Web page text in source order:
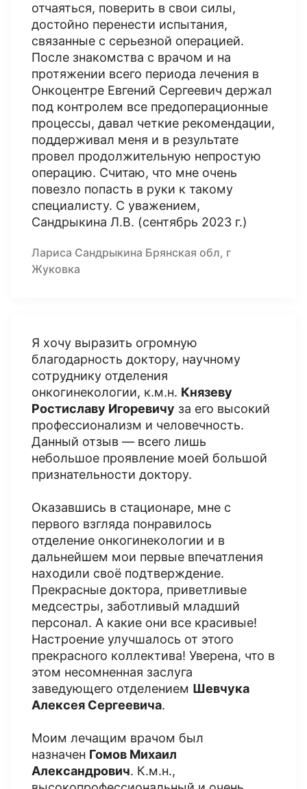
отчаяться, поверить в свои силы,
достойно перенести испытания,
связанные с серьезной операцией.
После знакомства с врачом и на
протяжении всего периода лечения в
Онкоцентре Евгений Сергеевич держал
под контролем все предоперационные
процессы, давал четкие рекомендации,
поддерживал меня и в результате
провел продолжительную непростую
операцию. Считаю, что мне очень
повезло попасть в руки к такому
специалисту. С уважением,
Сандрыкина Л.В. (сентябрь 2023 г.)
Лариса Сандрыкина Брянская обл, г
Жуковка
Я хочу выразить огромную
благодарность доктору, научному
сотруднику отделения
онкогинекологии, к.м.н. Князеву
Ростиславу Игоревичу за его высокий
профессионализм и человечность.
Данный отзыв — всего лишь
небольшое проявление моей большой
признательности доктору.
Оказавшись в стационаре, мне с
первого взгляда понравилось
отделение онкогинекологии и в
дальнейшем мои первые впечатления
находили своё подтверждение.
Прекрасные доктора, приветливые
медсестры, заботливый младший
персонал. А какие они все красивые!
Настроение улучшалось от этого
прекрасного коллектива! Уверена, что в
этом несомненная заслуга
заведующего отделением Шевчука
Алексея Сергеевича.
Моим лечащим врачом был
назначен Гомов Михаил
Александрович. К.м.н.,